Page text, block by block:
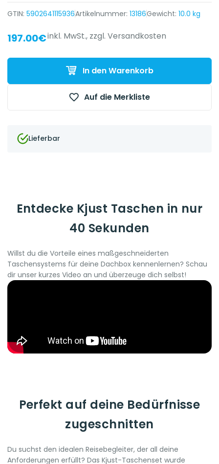
GTIN: 5902641115936Artikelnummer: 13186Gewicht: 10.0 kg
{{ name }} auf {{ platform }}
197.00€inkl. MwSt., zzgl. Versandkosten
In den Warenkorb
Auf die Merkliste
Lieferbar
Entdecke Kjust Taschen in nur
40 Sekunden
Willst du die Vorteile eines maßgeschneiderten
Taschensystems für deine Dachbox kennenlernen? Schau
dir unser kurzes Video an und überzeuge dich selbst!
Perfekt auf deine Bedürfnisse
zugeschnitten
Du suchst den idealen Reisebegleiter, der all deine
Anforderungen erfüllt? Das Kjust-Taschenset wurde